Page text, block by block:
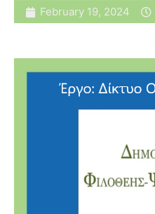
February 19, 2024